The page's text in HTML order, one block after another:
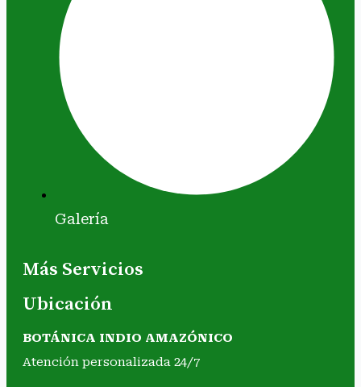
Galería
Más Servicios
Ubicación
BOTÁNICA INDIO AMAZÓNICO
Atención personalizada 24/7